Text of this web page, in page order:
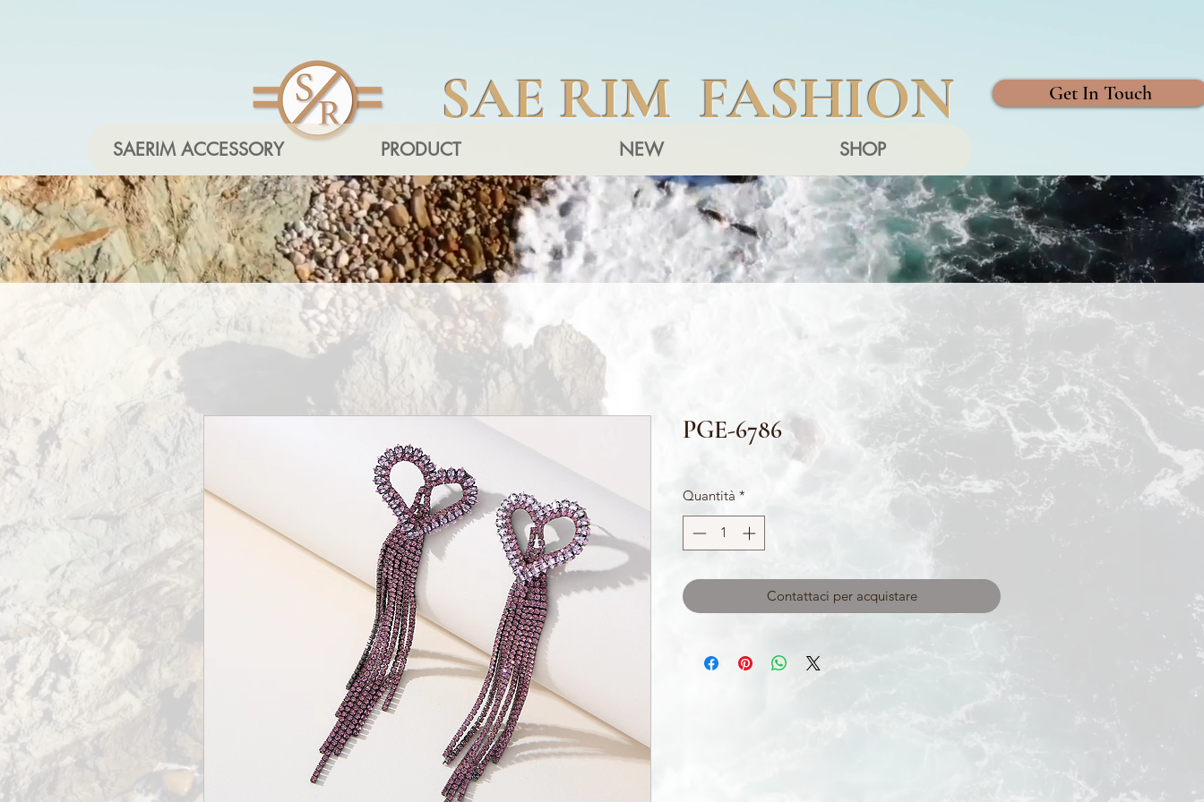
SAE RIM FASHION
SAERIM ACCESSORY PRODUCT NEW SHOP
Get In Touch
PGE-6786
Quantità *
Contattaci per acquistare